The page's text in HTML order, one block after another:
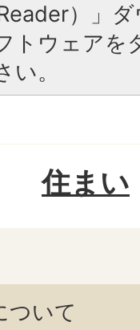
）」
トウェアを
。
住まい
ついて